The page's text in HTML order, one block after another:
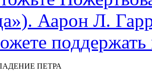
Аарон Л.
ПЕТРА